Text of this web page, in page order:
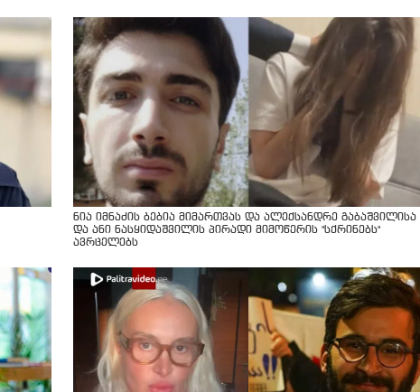
ნია იმნაძის ბებია მიმართვას და ალექსანდრე გაბაშვილისა
და ანი ნასყიდაშვილის პირადი მიმოწერის "სქრინებს"
ავრცელებს